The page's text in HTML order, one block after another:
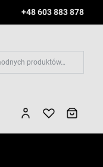
+48 603 883 878